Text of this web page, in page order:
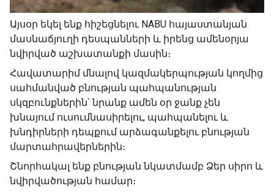
Այսօր եկել ենք հիշեցնելու NABU հայաստանյան
մասնաճյուղի դեսպանների և իրենց ամենօրյա
նվիրված աշխատանքի մասին։
Հավատարիմ մնալով կազմակերպության կողմից
սահմանված բնության պահպանության
սկզբունքներին՝ նրանք ամեն օր ջանք չեն
խնայում ուսումնասիրելու, պահպանելու և
խնդիրների դեպքում արձագանքելու բնության
մարտահրավերներին։
Շնորհակալ ենք բնության նկատմամբ Ձեր սիրո և
նվիրվածության համար։